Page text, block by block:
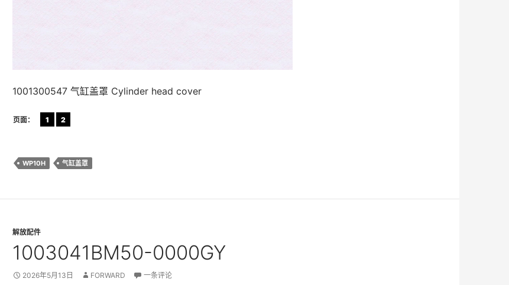
1001300547 气缸盖罩 Cylinder head cover
页面： 1 2
WP10H 气缸盖罩
解放配件
1003041BM50-0000GY
2026年5月13日 FORWARD 一条评论